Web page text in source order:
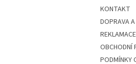
KONTAKT
DOPRAVA
OBCHODNÍ
PODMÍNKY